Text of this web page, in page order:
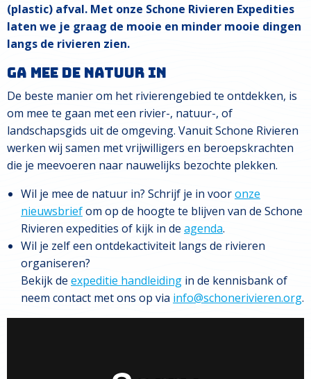
(plastic) afval. Met onze Schone Rivieren Expedities
laten we je graag de mooie en minder mooie dingen
langs de rivieren zien.
Ga mee de natuur in
De beste manier om het rivierengebied te ontdekken, is
om mee te gaan met een rivier-, natuur-, of
landschapsgids uit de omgeving. Vanuit Schone Rivieren
werken wij samen met vrijwilligers en beroepskrachten
die je meevoeren naar nauwelijks bezochte plekken.
Wil je mee de natuur in? Schrijf je in vooronze
nieuwsbriefom op de hoogte te blijven van de Schone
Rivieren expedities of kijk in de agenda.
Wil je zelf een ontdekactiviteit langs de rivieren
organiseren?
Bekijk de expeditie handleiding in de kennisbank of
neem contact met ons op via info@schonerivieren.org.